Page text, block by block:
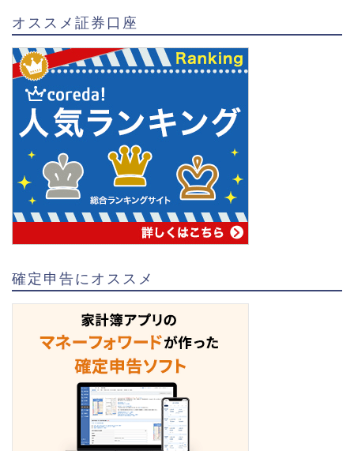
オススメ証券口座
確定申告にオススメ